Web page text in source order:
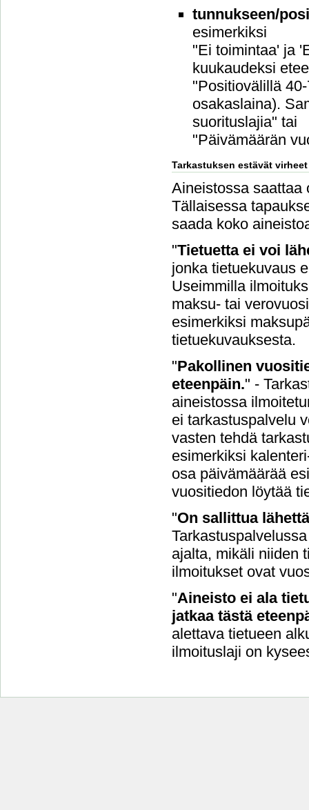
tunnukseen/
esimerkiksi
"Ei toimintaa' ja
kuukaudeksi
"Positiovälillä
osakaslaina).
suorituslajia" tai
"Päivämäärän
Tarkastuksen estävät virheet
Aineistossa saattaa
Tällaisessa
saada koko
"Tietuetta ei voi
jonka tietuekuvaus
Useimmilla
maksu- tai
esimerkiksi
tietuekuvauksesta.
"Pakollinen
eteenpäin." -
aineistossa
ei tarkastuspalvelu
vasten tehdä
esimerkiksi
osa päivämäärää
vuositiedon löytää
"On sallittua
ajalta, mikäli niiden
ilmoitukset ovat
"Aineisto ei ala
jatkaa tästä
alettava tietueen
ilmoituslaji on